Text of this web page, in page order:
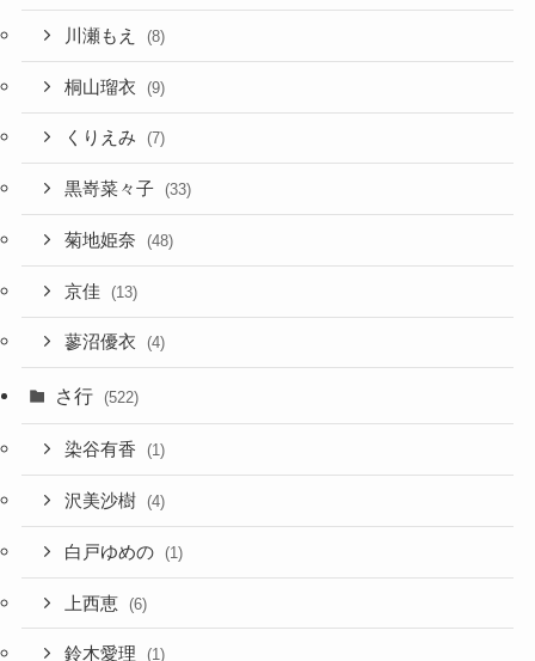
川瀬もえ (8)
桐山瑠衣 (9)
くりえみ (7)
黒嵜菜々子 (33)
菊地姫奈 (48)
京佳 (13)
蓼沼優衣 (4)
さ行 (522)
染谷有香 (1)
沢美沙樹 (4)
白戸ゆめの (1)
上西恵 (6)
鈴木愛理 (1)